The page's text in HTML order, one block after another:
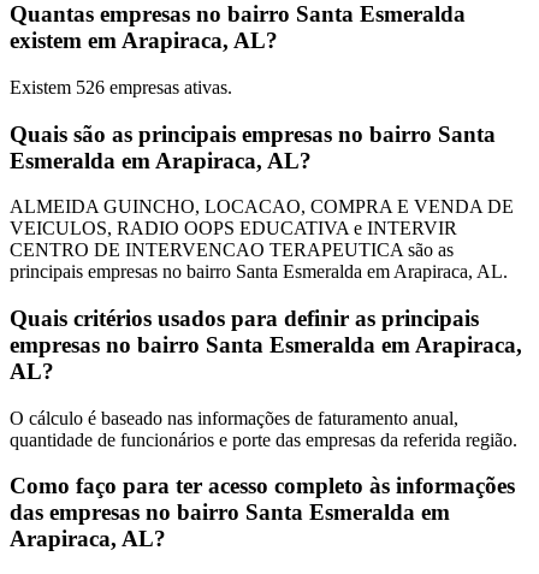
Quantas empresas no bairro Santa Esmeralda
existem em Arapiraca, AL?
Existem 526 empresas ativas.
Quais são as principais empresas no bairro Santa
Esmeralda em Arapiraca, AL?
ALMEIDA GUINCHO, LOCACAO, COMPRA E VENDA DE
VEICULOS, RADIO OOPS EDUCATIVA e INTERVIR
CENTRO DE INTERVENCAO TERAPEUTICA são as
principais empresas no bairro Santa Esmeralda em Arapiraca, AL.
Quais critérios usados para definir as principais
empresas no bairro Santa Esmeralda em Arapiraca,
AL?
O cálculo é baseado nas informações de faturamento anual,
quantidade de funcionários e porte das empresas da referida região.
Como faço para ter acesso completo às informações
das empresas no bairro Santa Esmeralda em
Arapiraca, AL?